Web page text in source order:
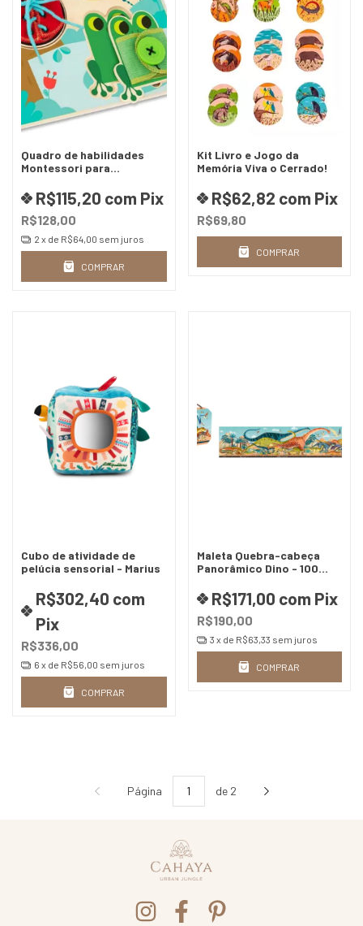
Quadro de habilidades
Montessori para
R$128,00
R$115,20 com Pix
2 x de R$64,00 sem juros
COMPRAR
Kit Livro e Jogo da
Memória Viva o Cerrado!
R$69,80
R$62,82 com Pix
COMPRAR
Cubo de atividade de
pelúcia sensorial - Marius
R$336,00
R$302,40 com
Pix
6 x de R$56,00 sem juros
COMPRAR
Maleta Quebra-cabeça
Panorâmico Dino - 100
R$190,00
R$171,00 com Pix
3 x de R$63,33 sem juros
COMPRAR
Página de 2